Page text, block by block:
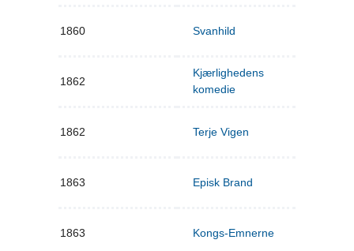
1860 Svanhild
1862
Kjærlighedens
komedie
1862 Terje Vigen
1863 Episk Brand
1863 Kongs-Emnerne